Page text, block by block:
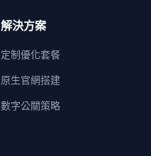
解決方案
定制優化套餐
原生官網搭建
數字公關策略